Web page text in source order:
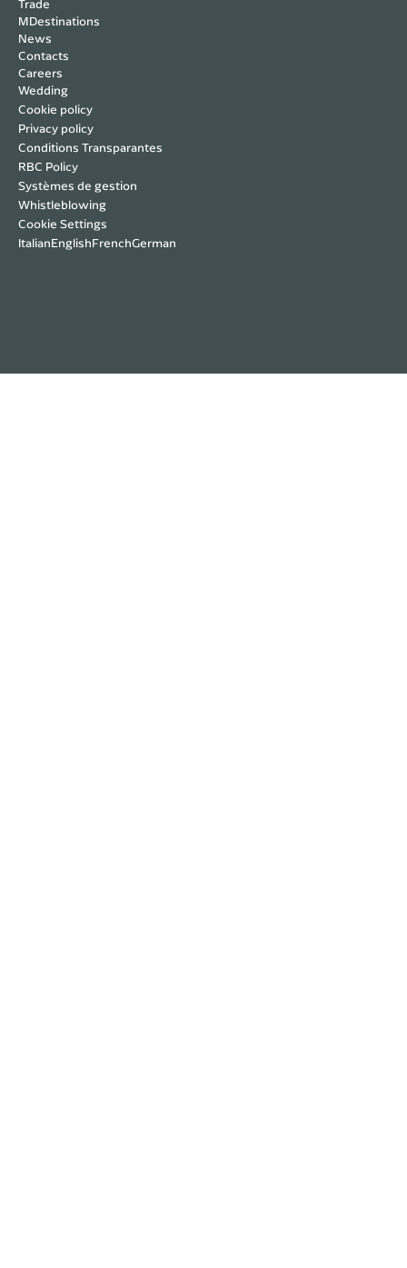
Trade
MDestinations
News
Contacts
Careers
Wedding
Cookie policy
Privacy policy
Conditions Transparantes
RBC Policy
Systèmes de gestion
Whistleblowing
Cookie Settings
ItalianEnglishFrenchGerman